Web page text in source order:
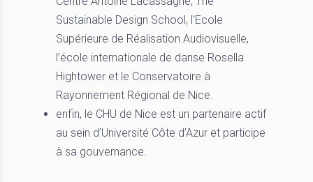
Sustainable Design School, l’Ecole
Supérieure de Réalisation Audiovisuelle,
l’école internationale de danse Rosella
Hightower et le Conservatoire à
Rayonnement Régional de Nice.
enfin, le CHU de Nice est un partenaire actif
au sein d’Université Côte d’Azur et participe
à sa gouvernance.